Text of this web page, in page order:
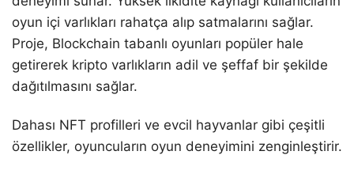
oyun içi varlıkları rahatça alıp satmalarını sağlar.
Proje, Blockchain tabanlı oyunları popüler hale
getirerek kripto varlıkların adil ve şeffaf bir şekilde
dağıtılmasını sağlar.
Dahası NFT profilleri ve evcil hayvanlar gibi çeşitli
özellikler, oyuncuların oyun deneyimini zenginleştirir.